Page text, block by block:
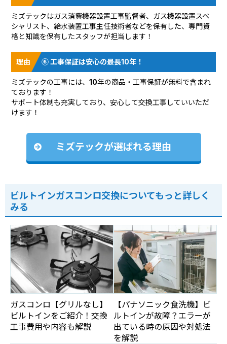
ミズテックはガス消費機器設置工事監督者、ガス機器設置スペ
シャリスト、給水装置工事主任技術者などを保有した、専門資
格と知識を保有したスタッフが担当します！
⑥ 工事保証は安心の最長10年！
ミズテックの工事には、10年の商品・工事保証が無料で含まれ
ております！
サポート体制も充実しており、安心して交換工事していいただ
けます！
ミズテックが選ばれる理由
ビルトインガスコンロ交換についてもっと詳しく
みる
ガスコンロ【グリルなし】
ビルトインをご紹介！交換
工事費用や内容も解説
【パナソニック食洗機】ビ
ルトインが故障？エラーが
出ている時の原因や対処法
を解説